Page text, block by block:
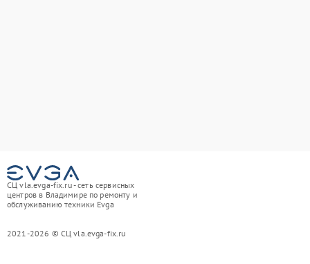
СЦ vla.evga-fix.ru - сеть сервисных
центров в Владимире по ремонту и
обслуживанию техники Evga
2021-2026 © СЦ vla.evga-fix.ru